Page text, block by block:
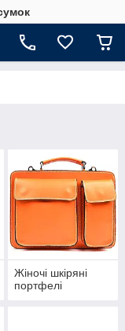
Жіночі шкіряні
портфелі